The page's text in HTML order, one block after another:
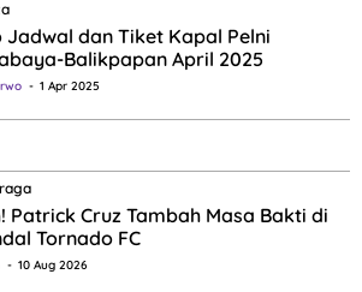
Jadwal dan Tiket Kapal Pelni
Balikpapan April 2025
1 Apr 2025
Patrick Cruz Tambah Masa Bakti di
Tornado FC
10 Aug 2026